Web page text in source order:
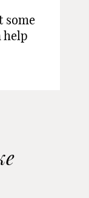
some
help